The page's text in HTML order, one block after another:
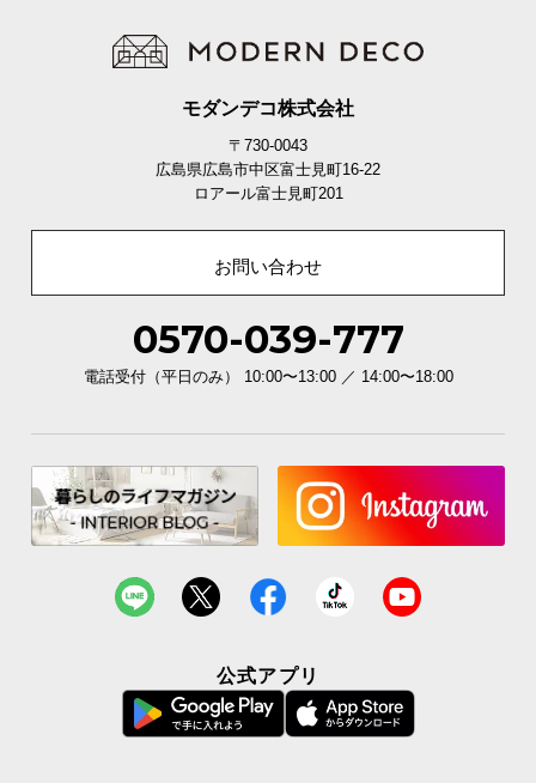
モダンデコ株式会社
〒730-0043
広島県広島市中区富士見町16-22
ロアール富士見町201
お問い合わせ
0570-039-777
電話受付（平日のみ） 10:00〜13:00 ／ 14:00〜18:00
公式アプリ